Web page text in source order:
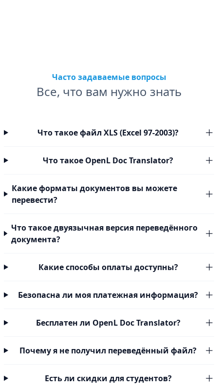
Часто задаваемые вопросы
Все, что вам нужно знать
Что такое файл XLS (Excel 97-2003)?
Что такое OpenL Doc Translator?
Какие форматы документов вы можете
перевести?
Что такое двуязычная версия переведённого
документа?
Какие способы оплаты доступны?
Безопасна ли моя платежная информация?
Бесплатен ли OpenL Doc Translator?
Почему я не получил переведённый файл?
Есть ли скидки для студентов?